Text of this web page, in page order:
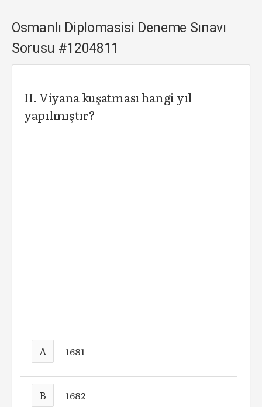
Osmanlı Diplomasisi Deneme Sınavı
Sorusu #1204811
II. Viyana kuşatması hangi yıl
yapılmıştır?
A 1681
B 1682